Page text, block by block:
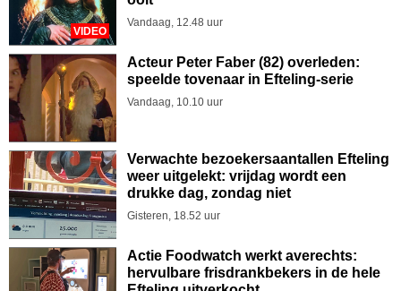
VIDEO
Vandaag, 12.48 uur
Acteur Peter Faber (82) overleden:
speelde tovenaar in Efteling-serie
Vandaag, 10.10 uur
Verwachte bezoekersaantallen Efteling
weer uitgelekt: vrijdag wordt een
drukke dag, zondag niet
Gisteren, 18.52 uur
Actie Foodwatch werkt averechts:
hervulbare frisdrankbekers in de hele